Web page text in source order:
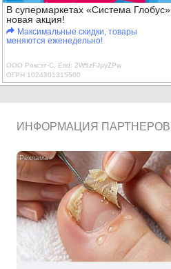
В супермаркетах «Система Глобус»
новая акция!
Максимальные скидки, товары
меняются еженедельно!
ООО Роксэт-С, Erid: 2W5zFJpyZPw
ОГРН 1024301315500
ИНФОРМАЦИЯ ПАРТНЕРОВ